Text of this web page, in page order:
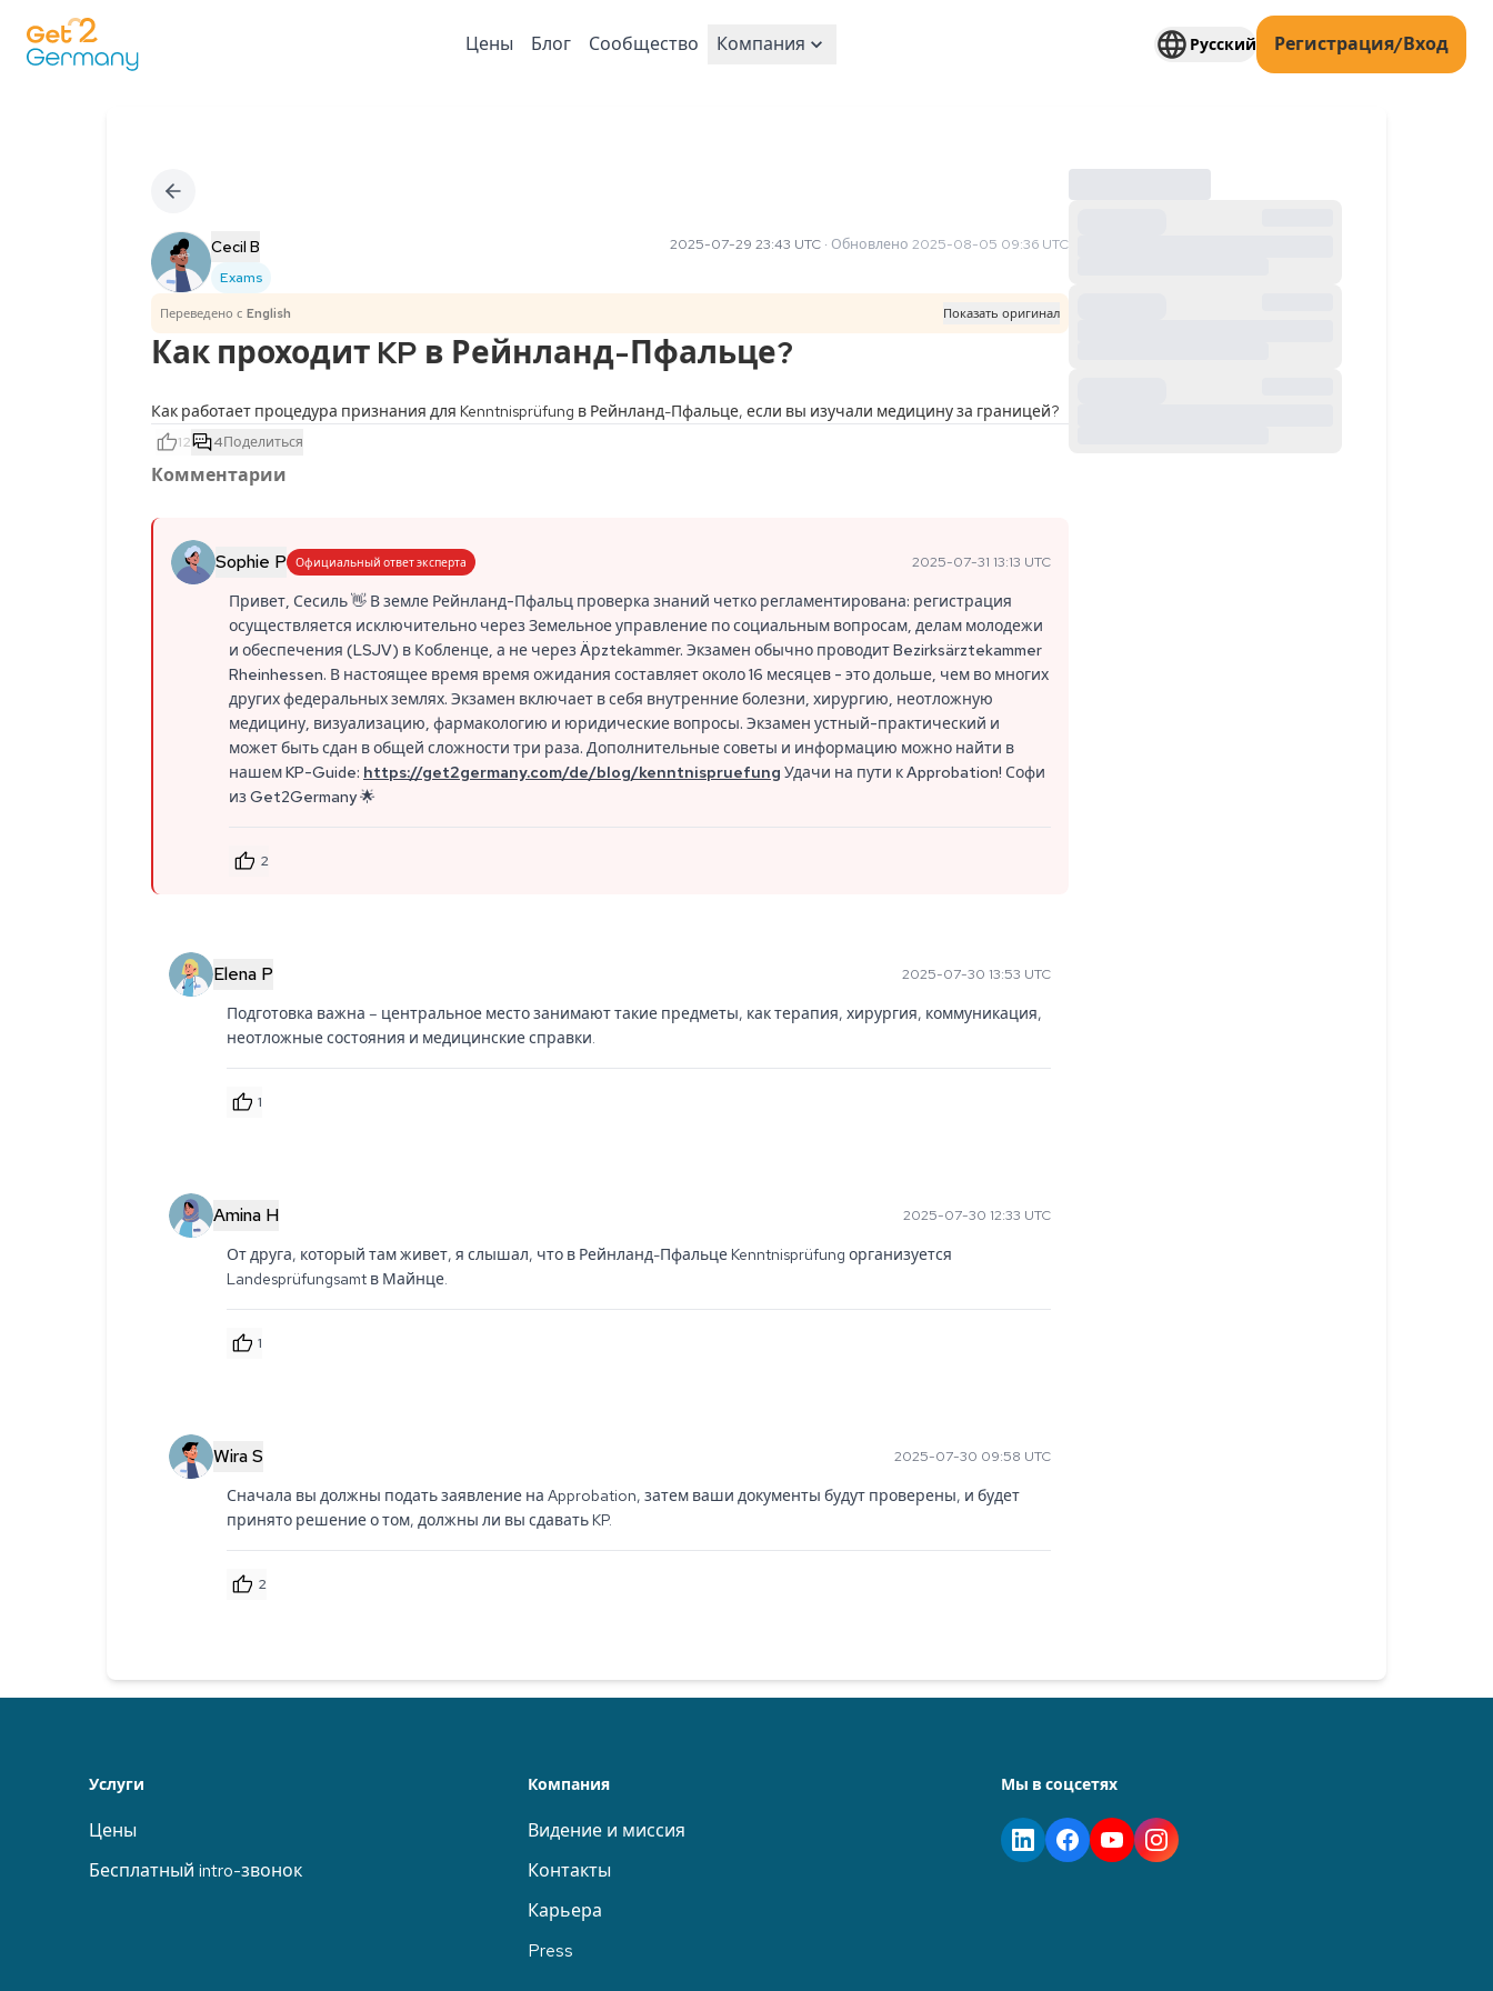
Цены Блог Сообщество Компания Русский Регистрация/Вход
Cecil B
Exams
2025-07-29 23:43 UTC· Обновлено 2025-08-05 09:36 UTC
Переведено с English Показать оригинал
Как проходит KP в Рейнланд-Пфальце?
Как работает процедура признания для Kenntnisprüfung в Рейнланд-Пфальце, если вы изучали медицину за границей?
12 4Поделиться
Комментарии
Sophie P Официальный ответ эксперта 2025-07-31 13:13 UTC
Привет, Сесиль 👋 В земле Рейнланд-Пфальц проверка знаний четко регламентирована: регистрация
осуществляется исключительно через Земельное управление по социальным вопросам, делам молодежи
и обеспечения (LSJV) в Кобленце, а не через Äрztеkаmmеr. Экзамен обычно проводит Bezirksärztekammer
Rheinhessen. В настоящее время время ожидания составляет около 16 месяцев - это дольше, чем во многих
других федеральных землях. Экзамен включает в себя внутренние болезни, хирургию, неотложную
медицину, визуализацию, фармакологию и юридические вопросы. Экзамен устный-практический и
может быть сдан в общей сложности три раза. Дополнительные советы и информацию можно найти в
нашем KP-Guide: https://get2germany.com/de/blog/kenntnispruefung Удачи на пути к Approbation! Софи
из Get2Germany 🌟
2
Elena P 2025-07-30 13:53 UTC
Подготовка важна – центральное место занимают такие предметы, как терапия, хирургия, коммуникация,
неотложные состояния и медицинские справки.
1
Amina H 2025-07-30 12:33 UTC
От друга, который там живет, я слышал, что в Рейнланд-Пфальце Kenntnisprüfung организуется
Landesprüfungsamt в Майнце.
1
Wira S 2025-07-30 09:58 UTC
Сначала вы должны подать заявление на Approbation, затем ваши документы будут проверены, и будет
принято решение о том, должны ли вы сдавать KP.
2
Услуги
Цены
Бесплатный intro-звонок
Компания
Видение и миссия
Контакты
Карьера
Press
Мы в соцсетях